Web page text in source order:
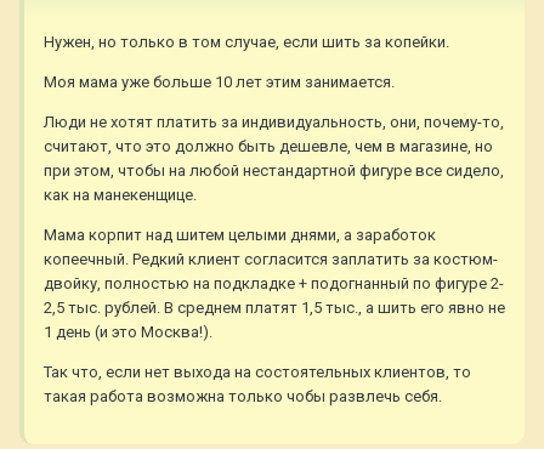
Нужен, но только в том случае, если шить за копейки.
Моя мама уже больше 10 лет этим занимается.
Люди не хотят платить за индивидуальность, они, почему-то,
считают, что это должно быть дешевле, чем в магазине, но
при этом, чтобы на любой нестандартной фигуре все сидело,
как на манекенщице.
Мама корпит над шитем целыми днями, а заработок
копеечный. Редкий клиент согласится заплатить за костюм-
двойку, полностью на подкладке + подогнанный по фигуре 2-
2,5 тыс. рублей. В среднем платят 1,5 тыс., а шить его явно не
1 день (и это Москва!).
Так что, если нет выхода на состоятельных клиентов, то
такая работа возможна только чобы развлечь себя.